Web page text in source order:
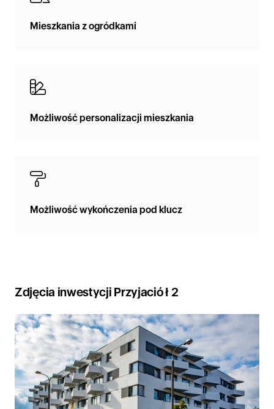
Mieszkania z ogródkami
Możliwość personalizacji mieszkania
Możliwość wykończenia pod klucz
Zdjęcia inwestycji Przyjaciół 2